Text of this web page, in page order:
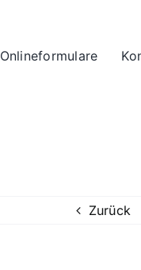
Onlineformulare
Zurück